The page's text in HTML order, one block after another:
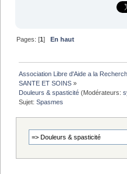
Pages: [1]En haut
Association Libre d'Aide a la
SANTE ET SOINS »
Douleurs & spasticité (Modérateurs:
Sujet:Spasmes